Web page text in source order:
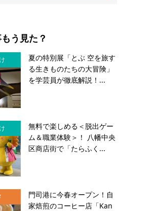
う見た？
夏の特別展「とぶ 空を旅す
る生きものたちの大冒険」
を学芸員が徹底解説！...
無料で楽しめる＜脱出ゲー
ム＆職業体験＞！ 八幡中央
区商店街で「たらふく...
門司港に今春オープン！自
家焙煎のコーヒー店「Kan